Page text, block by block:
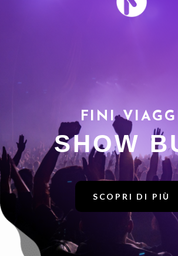
FINI
SHOW
SCOPRI DI PIÙ